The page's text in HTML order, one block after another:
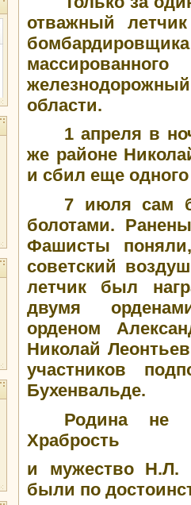
отважный
области.
1 апреля в
же районе
и сбил еще
7 июля сам
болотами.
Фашисты
советский
летчик был
двумя
орденом
Николай
участников
Бухенвальде.
Родина не
Храбрость
и мужество
были по